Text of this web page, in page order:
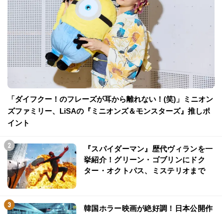
「ダイフクー！のフレーズが耳から離れない！(笑)」ミニオン
ズファミリー、LiSAの『ミニオンズ＆モンスターズ』推しポ
イント
『スパイダーマン』歴代ヴィランを一
挙紹介！グリーン・ゴブリンにドク
ター・オクトパス、ミステリオまで
韓国ホラー映画が絶好調！日本公開作